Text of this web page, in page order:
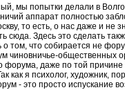
мы попытки делали в
аппарат полностью
то есть, о нас даже и не
сюда. Здесь это сделать
о том, что собирается не
чиновничье-общественных
форума, даже по той причине
как я психолог, художник,
- это просто испускание